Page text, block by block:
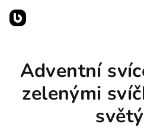
obsah
Adventní
zelenými